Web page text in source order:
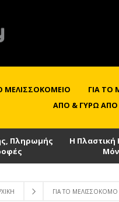
ΜΕΛΙΣΣΟΚΟΜΕΊΟ ΓΙΑ ΤΟ
ΑΠΌ & ΓΎΡΩ ΑΠΌ
Πληρωμής
Η Πλαστική
ΓΙΑ ΤΟ ΜΕΛΙΣΣΟΚΌΜΟ